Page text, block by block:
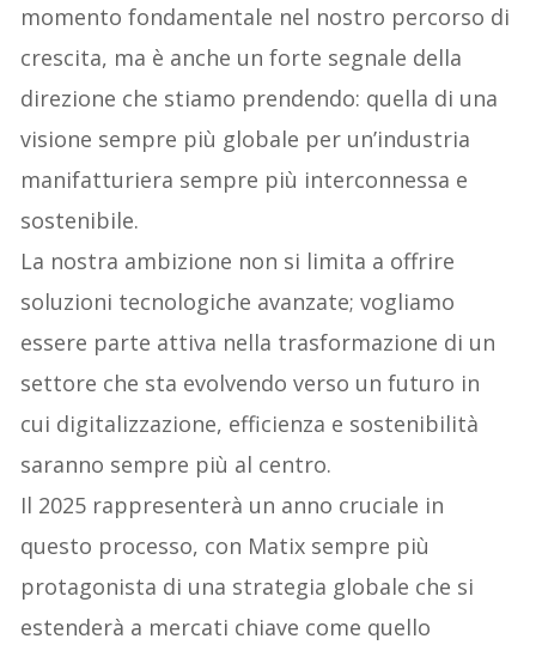
momento fondamentale nel nostro percorso di
crescita, ma è anche un forte segnale della
direzione che stiamo prendendo: quella di una
visione sempre più globale per un’industria
manifatturiera sempre più interconnessa e
sostenibile.
La nostra ambizione non si limita a offrire
soluzioni tecnologiche avanzate; vogliamo
essere parte attiva nella trasformazione di un
settore che sta evolvendo verso un futuro in
cui digitalizzazione, efficienza e sostenibilità
saranno sempre più al centro.
Il 2025 rappresenterà un anno cruciale in
questo processo, con Matix sempre più
protagonista di una strategia globale che si
estenderà a mercati chiave come quello